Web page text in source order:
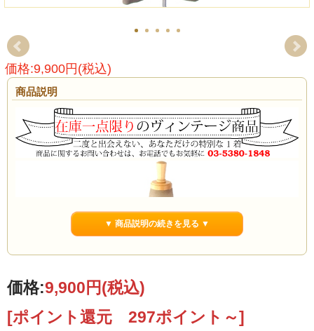
価格:9,900円(税込)
商品説明
▼ 商品説明の続きを見る ▼
価格:9,900円(税込)
[ポイント還元 297ポイント～]